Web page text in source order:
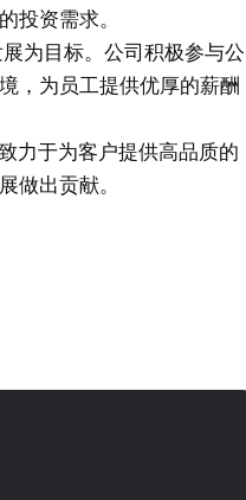
投资需求。
为目标。公司积极参与公
，为员工提供优厚的薪酬
力于为客户提供高品质的
做出贡献。